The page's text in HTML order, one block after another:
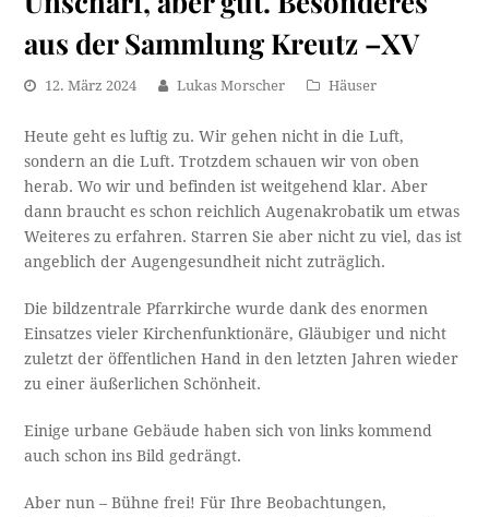
aus der Sammlung Kreutz –XV
12. März 2024 Lukas Morscher Häuser
Heute geht es luftig zu. Wir gehen nicht in die Luft,
sondern an die Luft. Trotzdem schauen wir von oben
herab. Wo wir und befinden ist weitgehend klar. Aber
dann braucht es schon reichlich Augenakrobatik um etwas
Weiteres zu erfahren. Starren Sie aber nicht zu viel, das ist
angeblich der Augengesundheit nicht zuträglich.
Die bildzentrale Pfarrkirche wurde dank des enormen
Einsatzes vieler Kirchenfunktionäre, Gläubiger und nicht
zuletzt der öffentlichen Hand in den letzten Jahren wieder
zu einer äußerlichen Schönheit.
Einige urbane Gebäude haben sich von links kommend
auch schon ins Bild gedrängt.
Aber nun – Bühne frei! Für Ihre Beobachtungen,